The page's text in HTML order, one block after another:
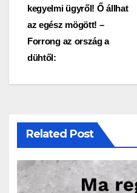
kegyelmi ügyről! Ő állhat
az egész mögött! –
Forrong az ország a
dühtől:
Related Post